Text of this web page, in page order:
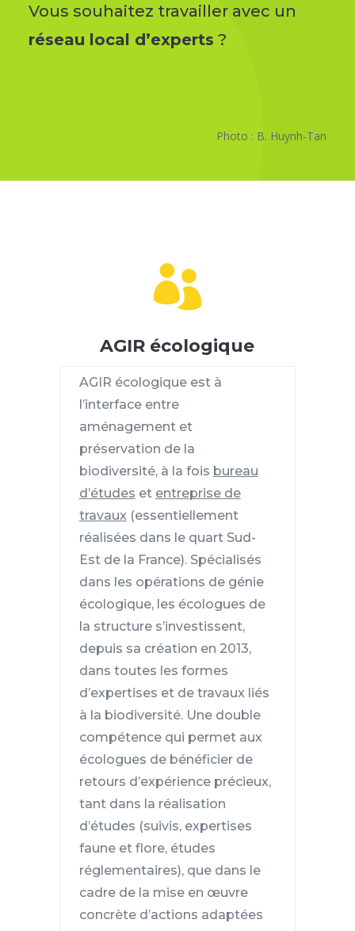
Vous souhaitez travailler avec un
réseau local d’experts ?
Photo : B. Huynh-Tan

AGIR écologique
AGIR écologique est à
l’interface entre
aménagement et
préservation de la
biodiversité, à la fois bureau
d’études et entreprise de
travaux (essentiellement
réalisées dans le quart Sud-
Est de la France). Spécialisés
dans les opérations de génie
écologique, les écologues de
la structure s’investissent,
depuis sa création en 2013,
dans toutes les formes
d’expertises et de travaux liés
à la biodiversité. Une double
compétence qui permet aux
écologues de bénéficier de
retours d’expérience précieux,
tant dans la réalisation
d’études (suivis, expertises
faune et flore, études
réglementaires), que dans le
cadre de la mise en œuvre
concrète d’actions adaptées